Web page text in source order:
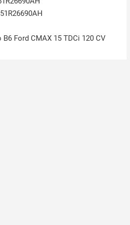
Ford CMAX 15 TDCi 120 CV